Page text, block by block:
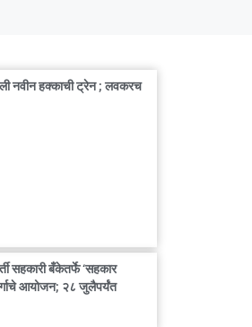
नवीन हक्काची ट्रेन ; लवकरच
सहकारी बँकेतर्फे ‘सहकार
आयोजन; २८ जुलैपर्यंत